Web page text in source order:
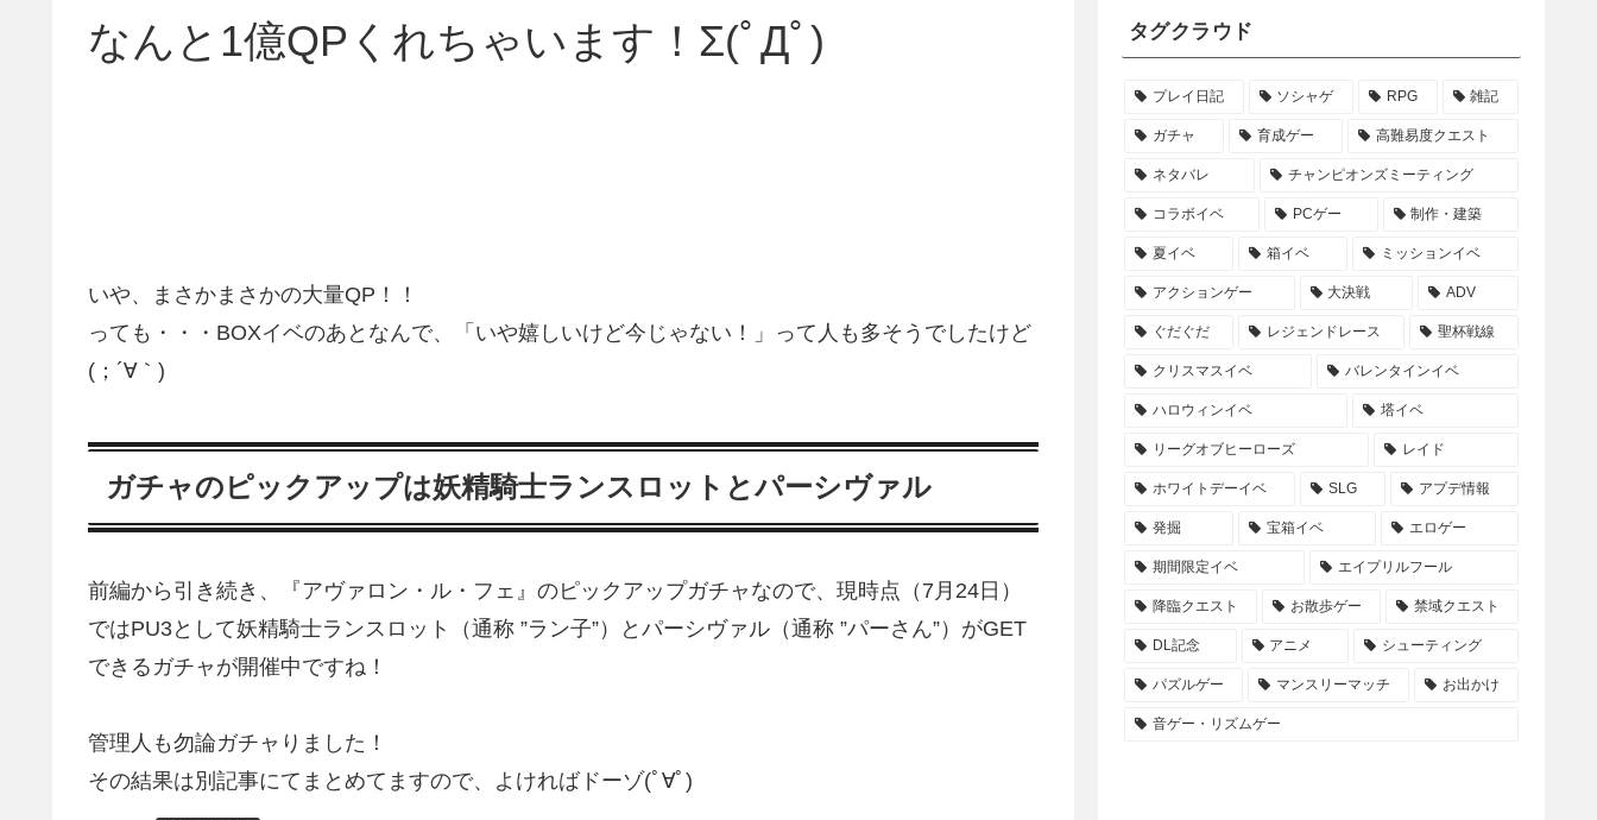
なんと1億QPくれちゃいます！Σ(ﾟДﾟ)
いや、まさかまさかの大量QP！！
っても・・・BOXイベのあとなんで、「いや嬉しいけど今じゃない！」って人も多そうでしたけど
(；´∀｀)
ガチャのピックアップは妖精騎士ランスロットとパーシヴァル
前編から引き続き、『アヴァロン・ル・フェ』のピックアップガチャなので、現時点（7月24日）
ではPU3として妖精騎士ランスロット（通称 ”ラン子”）とパーシヴァル（通称 ”パーさん”）がGET
できるガチャが開催中ですね！
管理人も勿論ガチャりました！
その結果は別記事にてまとめてますので、よければドーゾ(ﾟ∀ﾟ)
タグクラウド
プレイ日記 ソシャゲ RPG 雑記
ガチャ 育成ゲー 高難易度クエスト
ネタバレ チャンピオンズミーティング
コラボイベ PCゲー 制作・建築
夏イベ 箱イベ ミッションイベ
アクションゲー 大決戦 ADV
ぐだぐだ レジェンドレース 聖杯戦線
クリスマスイベ バレンタインイベ
ハロウィンイベ 塔イベ
リーグオブヒーローズ レイド
ホワイトデーイベ SLG アプデ情報
発掘 宝箱イベ エロゲー
期間限定イベ エイプリルフール
降臨クエスト お散歩ゲー 禁域クエスト
DL記念 アニメ シューティング
パズルゲー マンスリーマッチ お出かけ
音ゲー・リズムゲー